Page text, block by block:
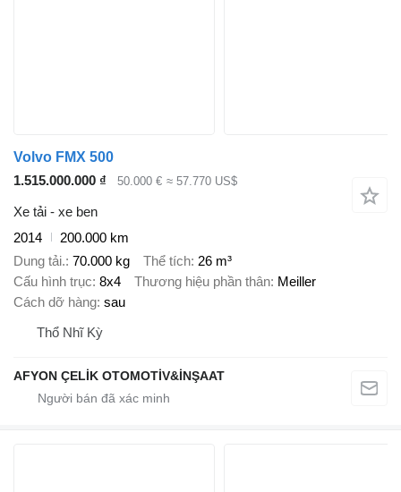
Volvo FMX 500
1.515.000.000 ₫
50.000 € ≈ 57.770 US$
Xe tải - xe ben
2014
200.000 km
Dung tải. 70.000 kg Thể tích 26 m³
Cấu hình trục 8x4 Thương hiệu phần thân Meiller
Cách dỡ hàng sau
Thổ Nhĩ Kỳ
AFYON ÇELİK OTOMOTİV&İNŞAAT